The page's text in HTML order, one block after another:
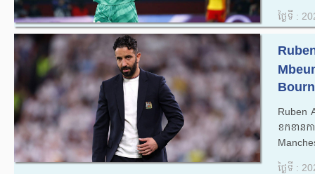
ថ្ងៃទី :
Ruben
ខកខានក
ថ្ងៃទី :